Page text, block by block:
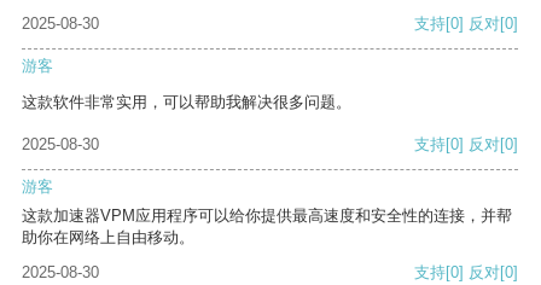
2025-08-30
支持[0] 反对[0]
游客
这款软件非常实用，可以帮助我解决很多问题。
2025-08-30 支持[0] 反对[0]
游客
这款加速器VPM应用程序可以给你提供最高速度和安全性的连接，并帮
助你在网络上自由移动。
2025-08-30
支持[0] 反对[0]